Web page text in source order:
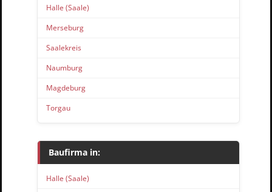
Halle (Saale)
Merseburg
Saalekreis
Naumburg
Magdeburg
Torgau
Baufirma in:
Halle (Saale)